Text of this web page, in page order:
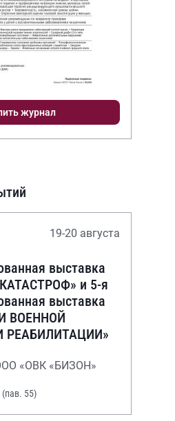
журнал
19-20 августа
выставка
и 5-я
выставка
ВОЕННОЙ
«ОВК «БИЗОН»
55)